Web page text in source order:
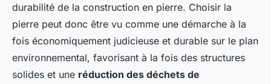
durabilité de la construction en pierre. Choisir la
pierre peut donc être vu comme une démarche à la
fois économiquement judicieuse et durable sur le plan
environnemental, favorisant à la fois des structures
solides et une réduction des déchets de